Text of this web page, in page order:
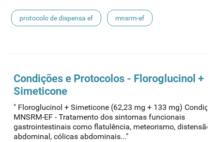
protocolo de dispensa ef mnsrm-ef
Condições e Protocolos - Floroglucinol +
Simeticone
" Floroglucinol + Simeticone (62,23 mg + 133 mg)
MNSRM-EF - Tratamento dos sintomas funcionais
gastrointestinais como flatulência, meteorismo, distensão
abdominal, cólicas abdominais..."